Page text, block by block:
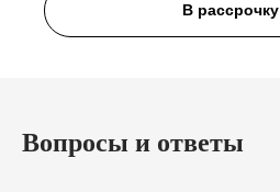
В рассрочку
Вопросы и ответы